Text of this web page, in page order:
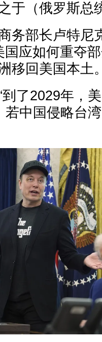
于（俄罗斯总
务部长卢特尼
国应如何重夺
移回美国本土
了2029年，
中国侵略台